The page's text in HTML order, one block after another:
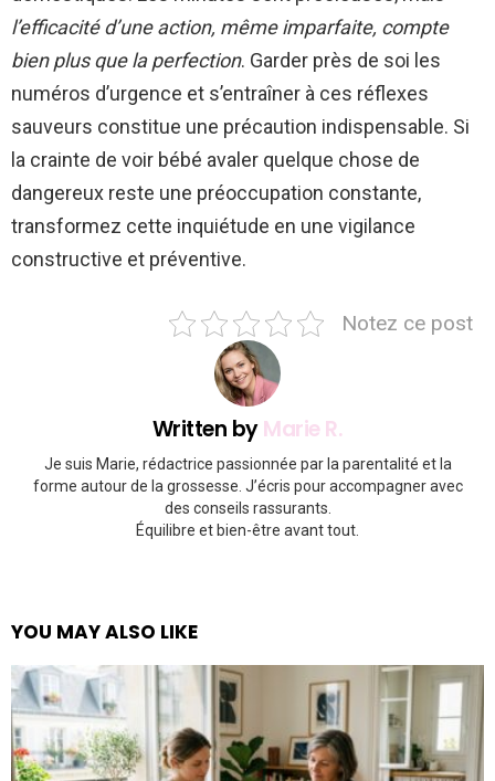
l’efficacité d’une action, même imparfaite, compte
bien plus que la perfection. Garder près de soi les
numéros d’urgence et s’entraîner à ces réflexes
sauveurs constitue une précaution indispensable. Si
la crainte de voir bébé avaler quelque chose de
dangereux reste une préoccupation constante,
transformez cette inquiétude en une vigilance
constructive et préventive.
Notez ce post
Written byMarie R.
Je suis Marie, rédactrice passionnée par la parentalité et la
forme autour de la grossesse. J’écris pour accompagner avec
des conseils rassurants.
Équilibre et bien-être avant tout.
YOU MAY ALSO LIKE